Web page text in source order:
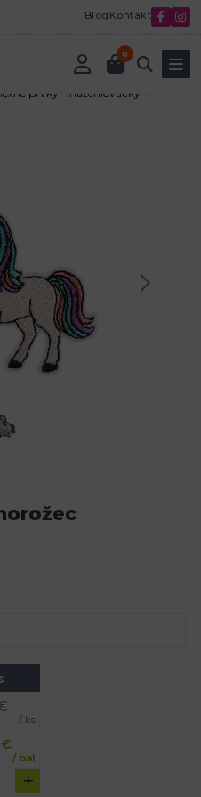
Blog Kontakt
0
prvky
nažehlovačky
/ ks
€
/ bal